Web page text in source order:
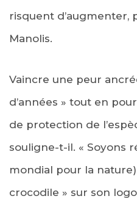
risquent d’augmenter,
Manolis.
Vaincre une peur
d’années » tout en
de protection de
souligne-t-il. « Soyons
mondial pour la
crocodile » sur son